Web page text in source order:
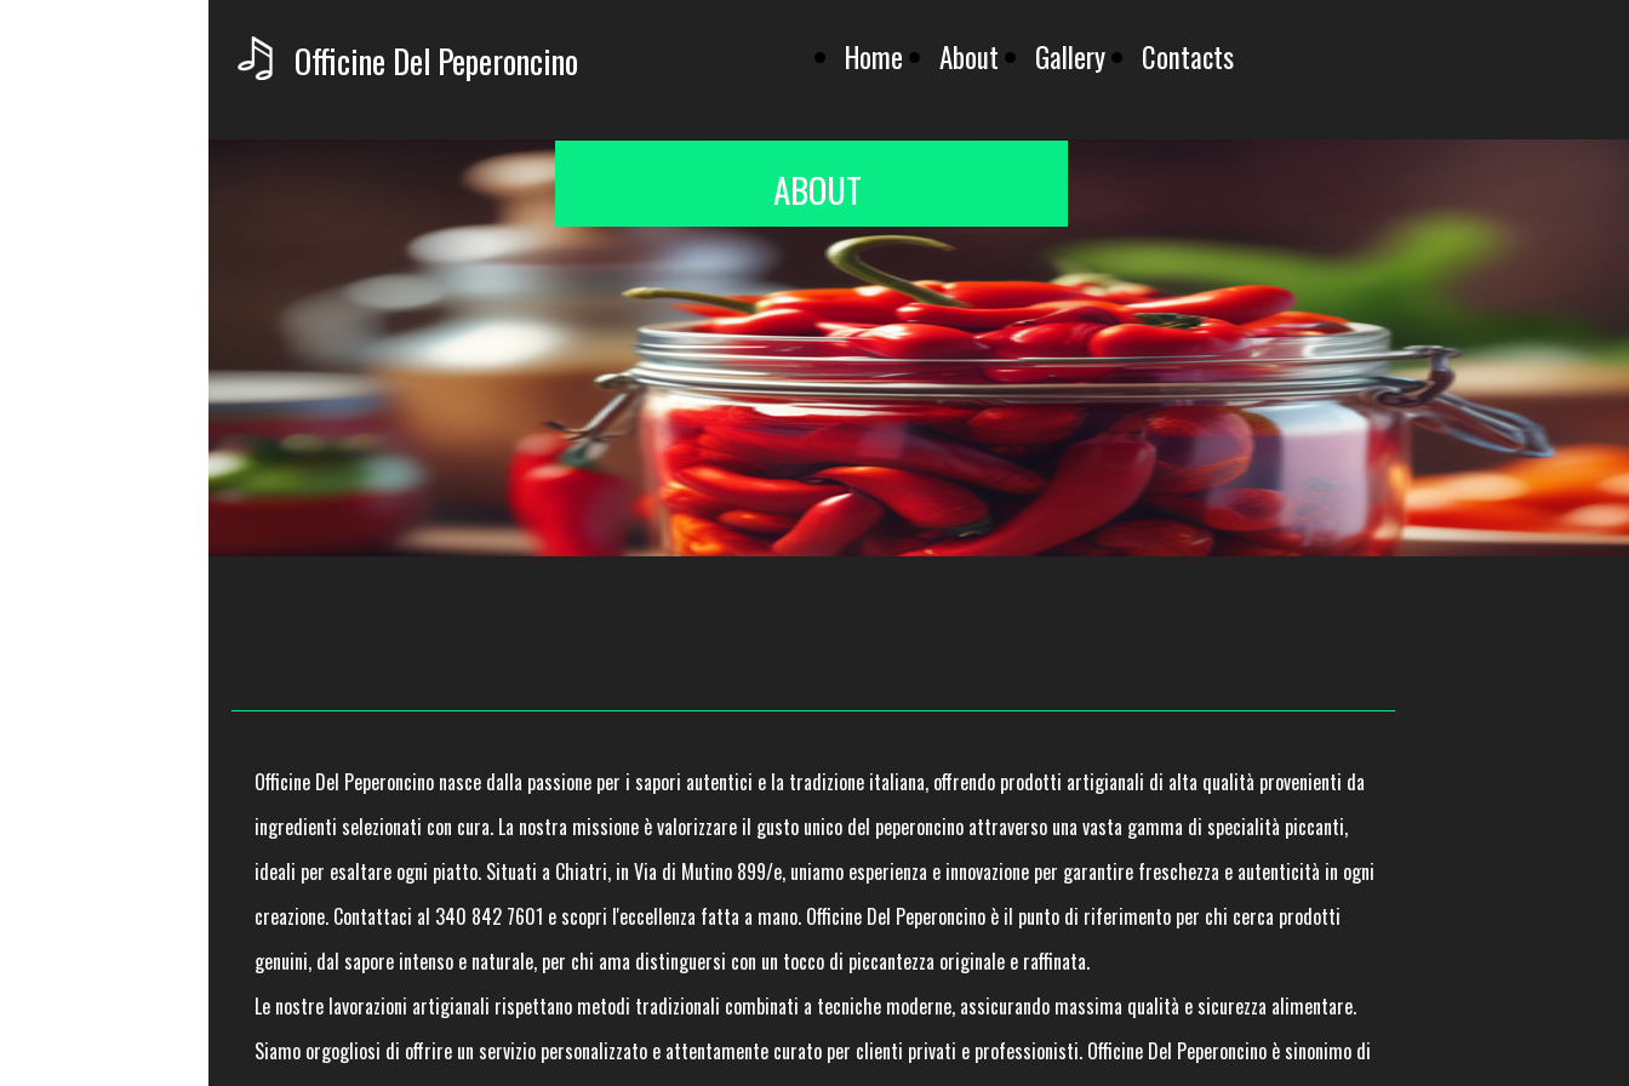
Home About Gallery Contacts
Officine Del Peperoncino
ABOUT
Officine Del Peperoncino nasce dalla passione per i sapori autentici e la tradizione italiana, offrendo prodotti artigianali di alta qualità provenienti da
ingredienti selezionati con cura. La nostra missione è valorizzare il gusto unico del peperoncino attraverso una vasta gamma di specialità piccanti,
ideali per esaltare ogni piatto. Situati a Chiatri, in Via di Mutino 899/e, uniamo esperienza e innovazione per garantire freschezza e autenticità in ogni
creazione. Contattaci al 340 842 7601 e scopri l'eccellenza fatta a mano. Officine Del Peperoncino è il punto di riferimento per chi cerca prodotti
genuini, dal sapore intenso e naturale, per chi ama distinguersi con un tocco di piccantezza originale e raffinata.
Le nostre lavorazioni artigianali rispettano metodi tradizionali combinati a tecniche moderne, assicurando massima qualità e sicurezza alimentare.
Siamo orgogliosi di offrire un servizio personalizzato e attentamente curato per clienti privati e professionisti. Officine Del Peperoncino è sinonimo di